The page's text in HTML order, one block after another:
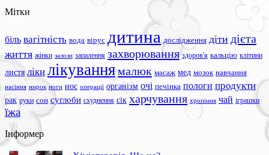
Мітки
біль вагітність вода вірус дитина дослідження діти дієта
життя жінки залози запалення захворювання здоров'я кальцію клітини
листя ліки лікуваннямалюк масаж мед мозок навчання
насіння нирок ноги нос операції організм очі печінка пологи продукти
рак руки сон суглоби схуднення сік харчування хропіння чай іграшки
їжа
Інформер